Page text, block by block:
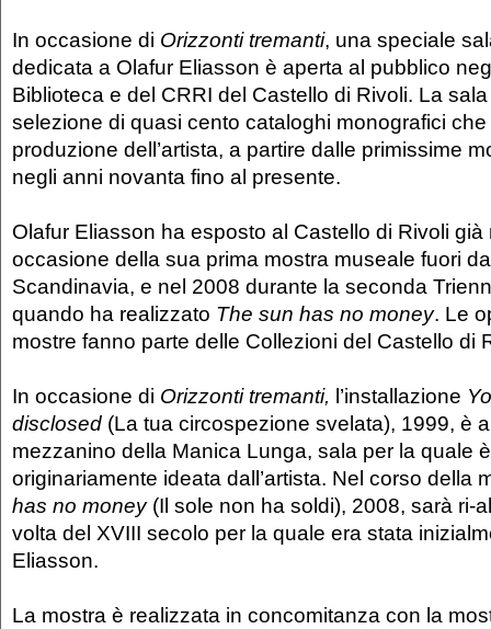
In occasione di Orizzonti tremanti, una speciale
dedicata a Olafur Eliasson è aperta al pubblico
Biblioteca e del CRRI del Castello di Rivoli. La
selezione di quasi cento cataloghi monografici
produzione dell’artista, a partire dalle primissime
negli anni novanta fino al presente.
Olafur Eliasson ha esposto al Castello di Rivoli già
occasione della sua prima mostra museale fuori
Scandinavia, e nel 2008 durante la seconda
quando ha realizzato The sun has no money. Le
mostre fanno parte delle Collezioni del Castello di
In occasione di Orizzonti tremanti, l’installazione
disclosed (La tua circospezione svelata), 1999, è
mezzanino della Manica Lunga, sala per la quale
originariamente ideata dall’artista. Nel corso della
has no money (Il sole non ha soldi), 2008, sarà ri-
volta del XVIII secolo per la quale era stata
Eliasson.
La mostra è realizzata in concomitanza con la